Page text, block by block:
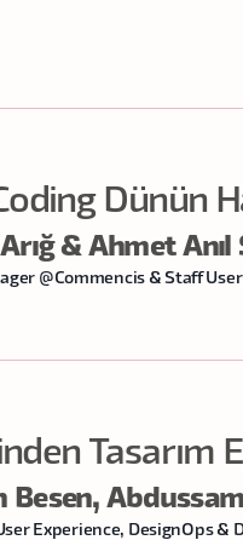
Dünün
& Ahmet Anıl
@Commencis & Staff
Tasarım
Besen,
Experience, DesignOps &